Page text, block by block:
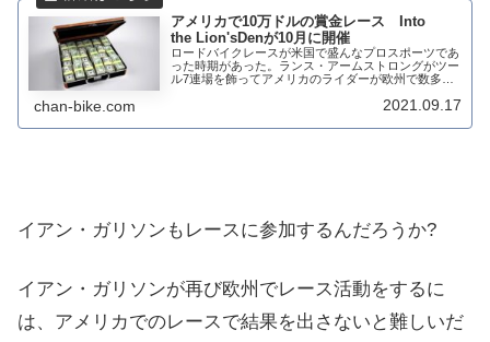
アメリカで10万ドルの賞金レース Into
the Lion'sDenが10月に開催
ロードバイクレースが米国で盛んなプロスポーツであ
った時期があった。ランス・アームストロングがツー
ル7連場を飾ってアメリカのライダーが欧州で数多く
部のレースで多額の賞金を追いかけ、アメリカのプ
chan-bike.com 2021.09.17
イアン・ガリソンもレースに参加するんだろうか?
イアン・ガリソンが再び欧州でレース活動をするに
は、アメリカでのレースで結果を出さないと難しいだ